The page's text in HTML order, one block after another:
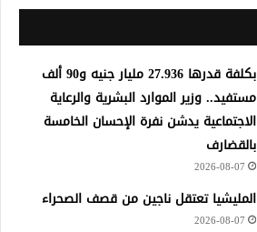
​بكلفة قدرها 27.936 مليار جنيه و90 ألف
مستفيد.. وزير الموارد البشرية والرعاية
الاجتماعية يدشن نفرة الإحسان الخامسة
بالقضارف
2026-08-07
المليشيا تعتقل ناجين من قصف الصحراء
2026-08-07